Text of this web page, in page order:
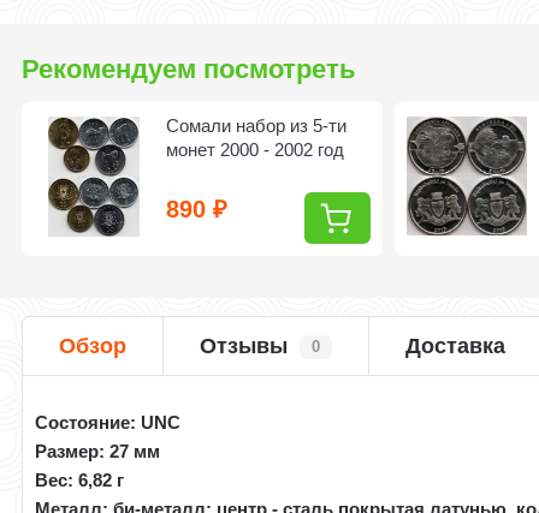
Рекомендуем посмотреть
Сомали набор из 5-ти
монет 2000 - 2002 год
890₽
Обзор Отзывы 0 Доставка
Состояние: UNC
Размер: 27 мм
Вес: 6,82 г
Металл: би-металл: центр - cталь покрытая латунью,